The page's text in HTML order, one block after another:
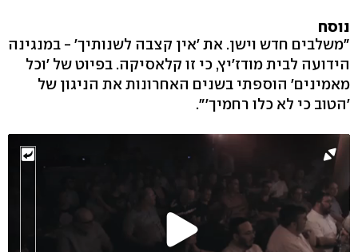
נוסח
"משלבים חדש וישן. את 'אין קצבה לשנותיך' - במנגינה
הידועה לבית מודז'יץ, כי זו קלאסיקה. בפיוט של 'וכל
מאמינים' הוספתי בשנים האחרונות את הניגון של
'הטוב כי לא כלו רחמיך'".